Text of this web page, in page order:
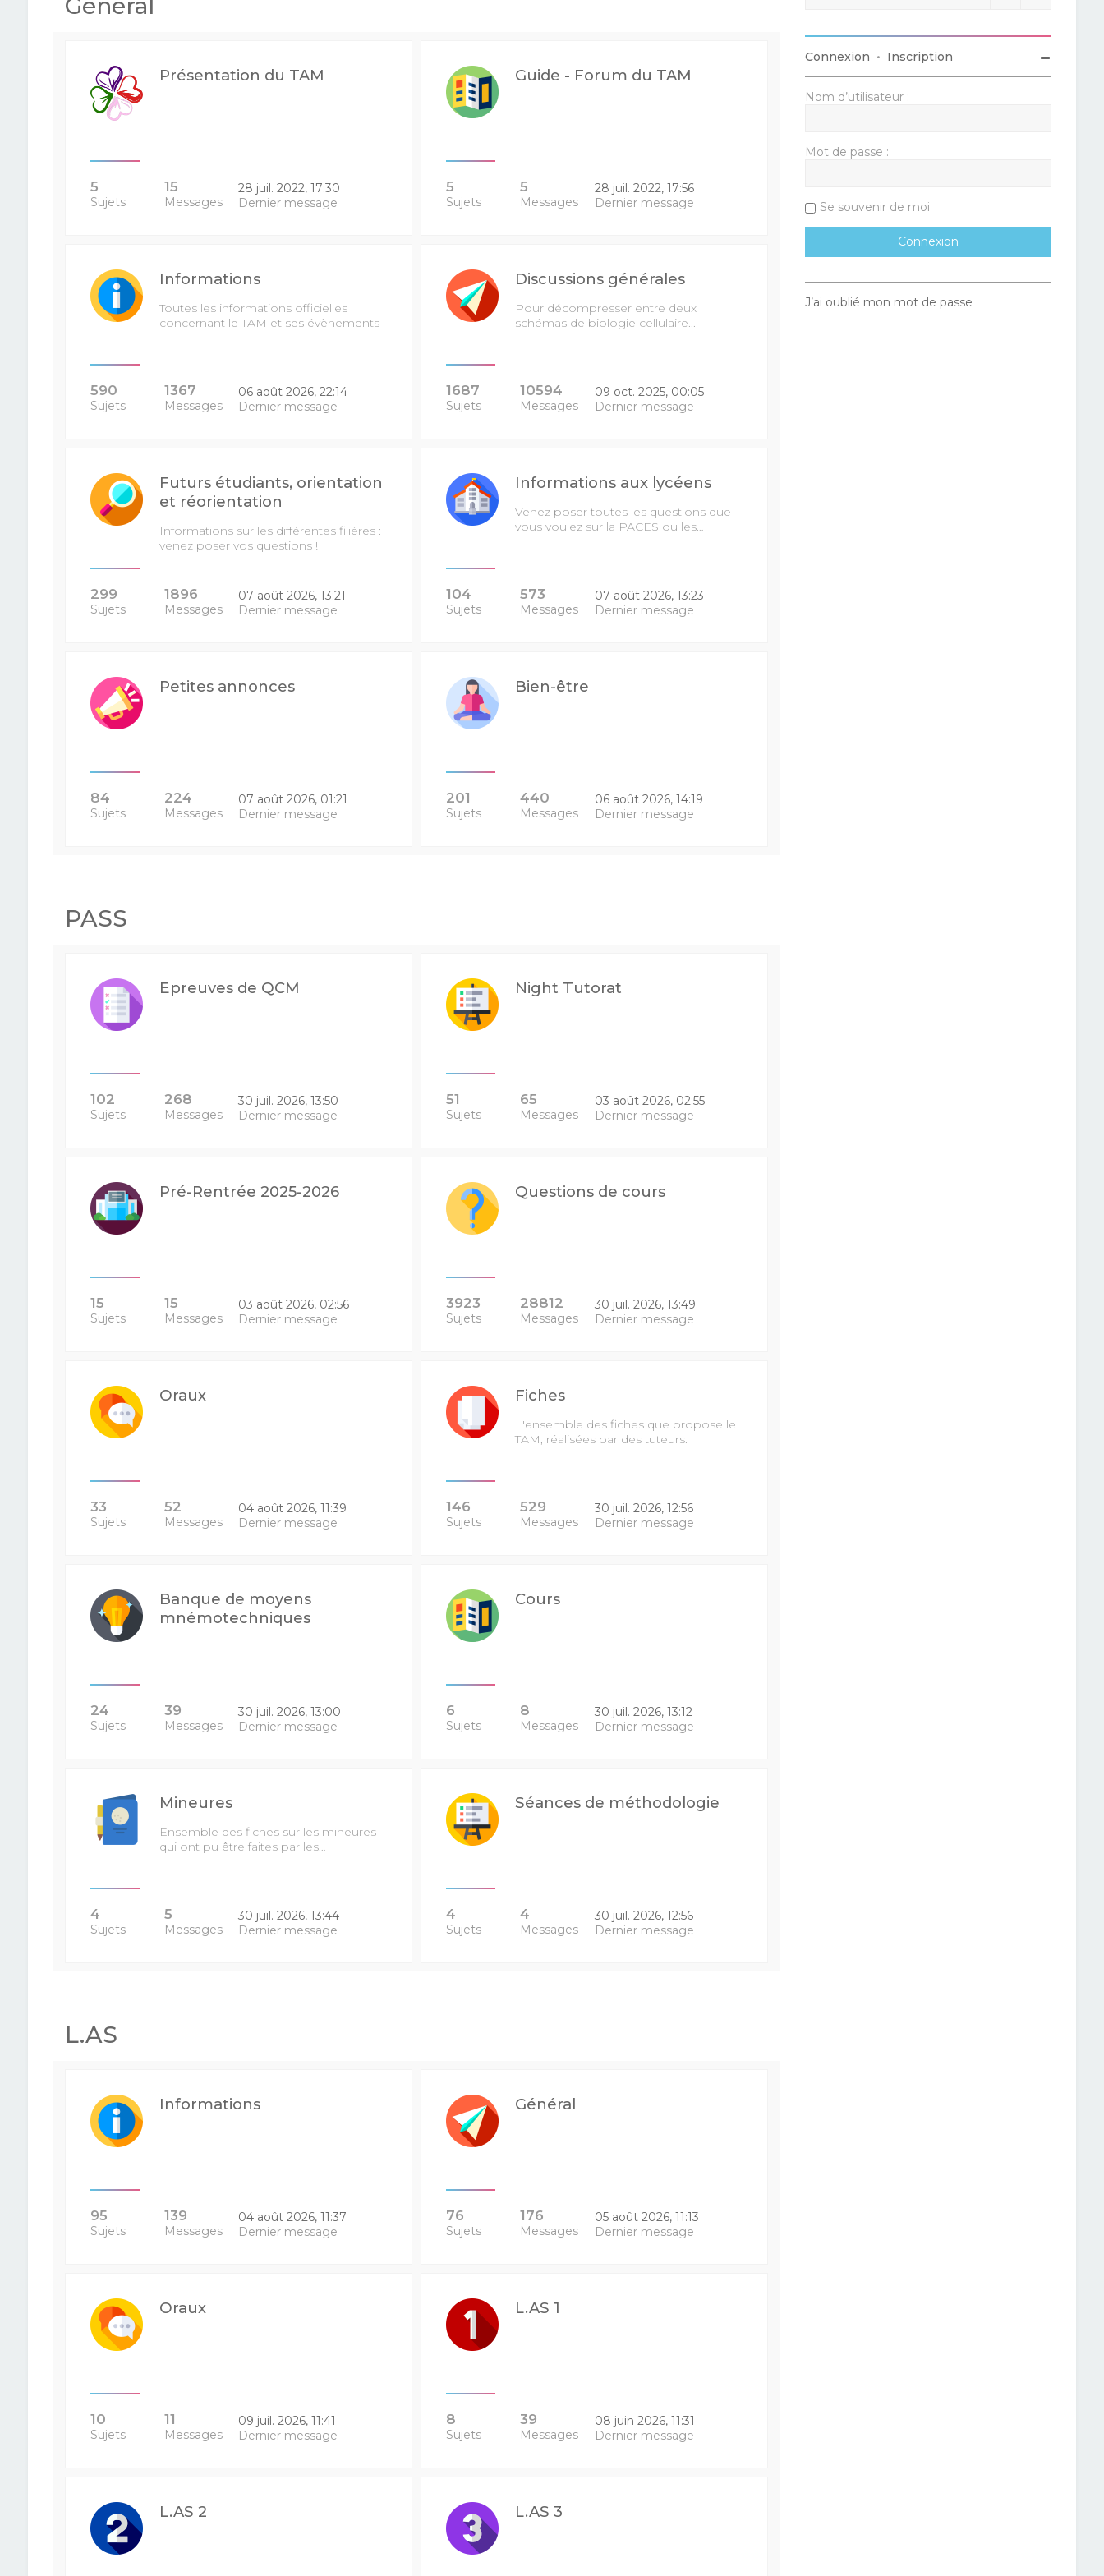
Général
Présentation du TAM
5
Sujets
15
Messages
28 juil. 2022, 17:30
Dernier message
Guide - Forum du TAM
5
Sujets
5
Messages
28 juil. 2022, 17:56
Dernier message
Informations
Toutes les informations officielles
concernant le TAM et ses évènements
590
Sujets
1367
Messages
06 août 2026, 22:14
Dernier message
Discussions générales
Pour décompresser entre deux
schémas de biologie cellulaire...
1687
Sujets
10594
Messages
09 oct. 2025, 00:05
Dernier message
Futurs étudiants, orientation
et réorientation
Informations sur les différentes filières :
venez poser vos questions !
299
Sujets
1896
Messages
07 août 2026, 13:21
Dernier message
Informations aux lycéens
Venez poser toutes les questions que
vous voulez sur la PACES ou les…
104
Sujets
573
Messages
07 août 2026, 13:23
Dernier message
Petites annonces
84
Sujets
224
Messages
07 août 2026, 01:21
Dernier message
Bien-être
201
Sujets
440
Messages
06 août 2026, 14:19
Dernier message
PASS
Epreuves de QCM
102
Sujets
268
Messages
30 juil. 2026, 13:50
Dernier message
Night Tutorat
51
Sujets
65
Messages
03 août 2026, 02:55
Dernier message
Pré-Rentrée 2025-2026
15
Sujets
15
Messages
03 août 2026, 02:56
Dernier message
Questions de cours
3923
Sujets
28812
Messages
30 juil. 2026, 13:49
Dernier message
Oraux
33
Sujets
52
Messages
04 août 2026, 11:39
Dernier message
Fiches
L'ensemble des fiches que propose le
TAM, réalisées par des tuteurs.
146
Sujets
529
Messages
30 juil. 2026, 12:56
Dernier message
Banque de moyens
mnémotechniques
24
Sujets
39
Messages
30 juil. 2026, 13:00
Dernier message
Cours
6
Sujets
8
Messages
30 juil. 2026, 13:12
Dernier message
Mineures
Ensemble des fiches sur les mineures
qui ont pu être faites par les…
4
Sujets
5
Messages
30 juil. 2026, 13:44
Dernier message
Séances de méthodologie
4
Sujets
4
Messages
30 juil. 2026, 12:56
Dernier message
L.AS
Informations
95
Sujets
139
Messages
04 août 2026, 11:37
Dernier message
Général
76
Sujets
176
Messages
05 août 2026, 11:13
Dernier message
Oraux
10
Sujets
11
Messages
09 juil. 2026, 11:41
Dernier message
L.AS 1
8
Sujets
39
Messages
08 juin 2026, 11:31
Dernier message
L.AS 2 L.AS 3
Connexion • Inscription
Nom d’utilisateur :
Mot de passe :
Se souvenir de moi
J’ai oublié mon mot de passe